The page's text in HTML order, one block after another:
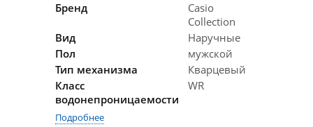
Бренд
Casio
Collection
Вид
Наручные
Пол
мужской
Тип механизма
Кварцевый
Класс
водонепроницаемости
WR
Подробнее